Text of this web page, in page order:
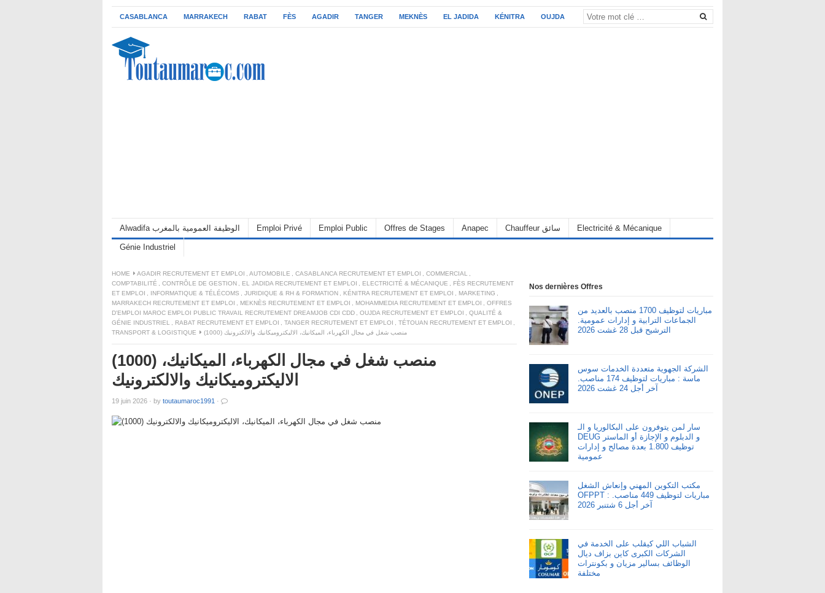
CASABLANCA MARRAKECH RABAT FÈS AGADIR TANGER MEKNÈS EL JADIDA KÉNITRA OUJDA
Alwadifa الوظيفة العمومية بالمغرب Emploi Privé Emploi Public Offres de Stages Anapec Chauffeur سائق Electricité & Mécanique
Génie Industriel
HOME AGADIR RECRUTEMENT ET EMPLOI AUTOMOBILE CASABLANCA RECRUTEMENT ET EMPLOI COMMERCIAL
COMPTABILITÉ
CONTRÔLE DE GESTION EL JADIDA RECRUTEMENT ET EMPLOI ELECTRICITÉ & MÉCANIQUE
FÈS RECRUTEMENT
ET EMPLOI
INFORMATIQUE & TÉLÉCOMS JURIDIQUE & RH & FORMATION KÉNITRA RECRUTEMENT ET EMPLOI MARKETING
MARRAKECH RECRUTEMENT ET EMPLOI
MEKNÈS RECRUTEMENT ET EMPLOI MOHAMMEDIA RECRUTEMENT ET EMPLOI
OFFRES
D'EMPLOI MAROC EMPLOI PUBLIC TRAVAIL RECRUTEMENT DREAMJOB CDI CDD
OUJDA RECRUTEMENT ET EMPLOI
QUALITÉ &
GÉNIE INDUSTRIEL
RABAT RECRUTEMENT ET EMPLOI TANGER RECRUTEMENT ET EMPLOI TÉTOUAN RECRUTEMENT ET EMPLOI
TRANSPORT & LOGISTIQUE
(1000) منصب شغل في مجال الكهرباء، الميكانيك، الاليكتروميكانيك والالكترونيك
(1000) منصب شغل في مجال الكهرباء، الميكانيك،
الاليكتروميكانيك والالكترونيك
19 juin 2026 · by toutaumaroc1991 ·
Nos dernières Offres
مباريات لتوظيف 1700 منصب بالعديد من
الجماعات الترابية و إدارات عمومية.
الترشيح قبل 28 غشت 2026
الشركة الجهوية متعددة الخدمات سوس
ماسة : مباريات لتوظيف 174 مناصب.
آخر أجل 24 غشت 2026
سار لمن يتوفرون على البكالوريا و الـ
DEUG و الدبلوم و الإجازة أو الماستر
توظيف 1.800 بعدة مصالح و إدارات
عمومية
مكتب التكوين المهني وإنعاش الشغل
OFPPT : مباريات لتوظيف 449 مناصب.
آخر أجل 6 شتنبر 2026
الشباب اللي كيقلب على الخدمة في
الشركات الكبرى كاين بزاف ديال
الوظائف بسالير مزيان و بكونترات
مختلفة